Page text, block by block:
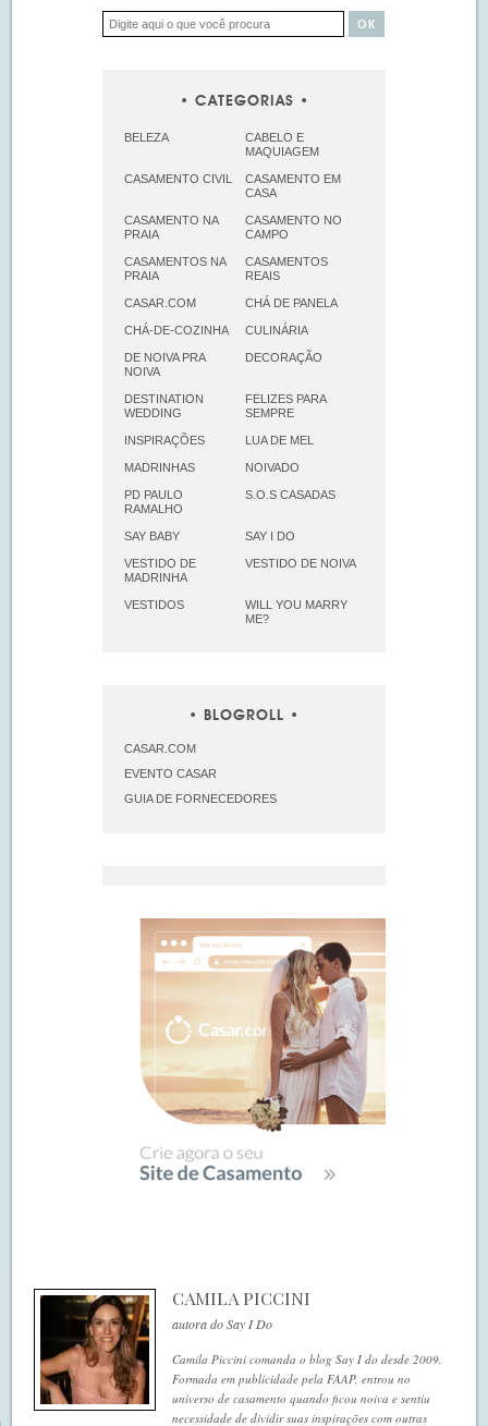
CATEGORIAS
BELEZA
CABELO E
MAQUIAGEM
CASAMENTO CIVIL
CASAMENTO EM
CASA
CASAMENTO NA
PRAIA
CASAMENTO NO
CAMPO
CASAMENTOS NA
PRAIA
CASAMENTOS
REAIS
CASAR.COM CHÁ DE PANELA
CHÁ-DE-COZINHA CULINÁRIA
DE NOIVA PRA
NOIVA
DECORAÇÃO
DESTINATION
WEDDING
FELIZES PARA
SEMPRE
INSPIRAÇÕES LUA DE MEL
MADRINHAS NOIVADO
PD PAULO
RAMALHO
S.O.S CASADAS
SAY BABY SAY I DO
VESTIDO DE
MADRINHA
VESTIDO DE NOIVA
VESTIDOS
WILL YOU MARRY
ME?
BLOGROLL
CASAR.COM
EVENTO CASAR
GUIA DE FORNECEDORES
CAMILA PICCINI
autora do Say I Do
Camila Piccini comanda o blog Say I do desde 2009.
Formada em publicidade pela FAAP, entrou no
universo de casamento quando ficou noiva e sentiu
necessidade de dividir suas inspirações com outras